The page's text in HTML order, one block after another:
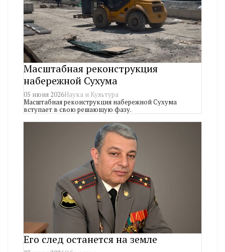
Масштабная реконструкция
набережной Сухума
05 июня 2026Наука и Культура
Масштабная реконструкция набережной Сухума
вступает в свою решающую фазу.
Его след останется на земле